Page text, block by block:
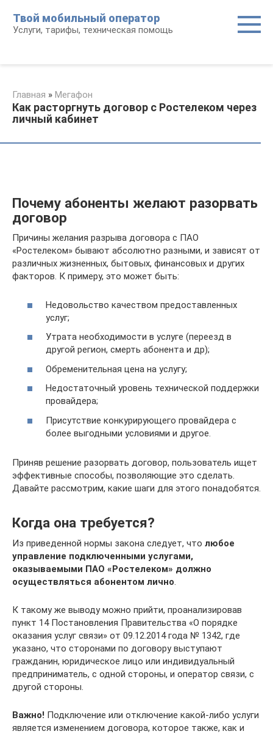
контенту
Твой мобильный оператор
Услуги, тарифы, техническая помощь
Главная » Мегафон
Как расторгнуть договор с Ростелеком через
личный кабинет
Почему абоненты желают разорвать
договор
Причины желания разрыва договора с ПАО
«Ростелеком» бывают абсолютно разными, и зависят от
различных жизненных, бытовых, финансовых и других
факторов. К примеру, это может быть:
Недовольство качеством предоставленных
услуг;
Утрата необходимости в услуге (переезд в
другой регион, смерть абонента и др);
Обременительная цена на услугу;
Недостаточный уровень технической поддержки
провайдера;
Присутствие конкурирующего провайдера с
более выгодными условиями и другое.
Приняв решение разорвать договор, пользователь ищет
эффективные способы, позволяющие это сделать.
Давайте рассмотрим, какие шаги для этого понадобятся.
Когда она требуется?
Из приведенной нормы закона следует, что любое
управление подключенными услугами,
оказываемыми ПАО «Ростелеком» должно
осуществляться абонентом лично
К такому же выводу можно прийти, проанализировав
пункт 14 Постановления Правительства «О порядке
оказания услуг связи» от 09.12.2014 года № 1342, где
указано, что сторонами по договору выступают
гражданин, юридическое лицо или индивидуальный
предприниматель, с одной стороны, и оператор связи, с
другой стороны.
Важно! Подключение или отключение какой-либо услуги
является изменением договора, которое также, как и